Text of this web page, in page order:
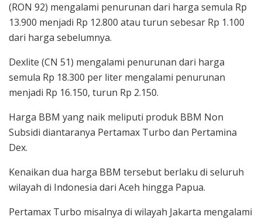
(RON 92) mengalami penurunan dari harga semula Rp
13.900 menjadi Rp 12.800 atau turun sebesar Rp 1.100
dari harga sebelumnya.
Dexlite (CN 51) mengalami penurunan dari harga
semula Rp 18.300 per liter mengalami penurunan
menjadi Rp 16.150, turun Rp 2.150.
Harga BBM yang naik meliputi produk BBM Non
Subsidi diantaranya Pertamax Turbo dan Pertamina
Dex.
Kenaikan dua harga BBM tersebut berlaku di seluruh
wilayah di Indonesia dari Aceh hingga Papua.
Pertamax Turbo misalnya di wilayah Jakarta mengalami